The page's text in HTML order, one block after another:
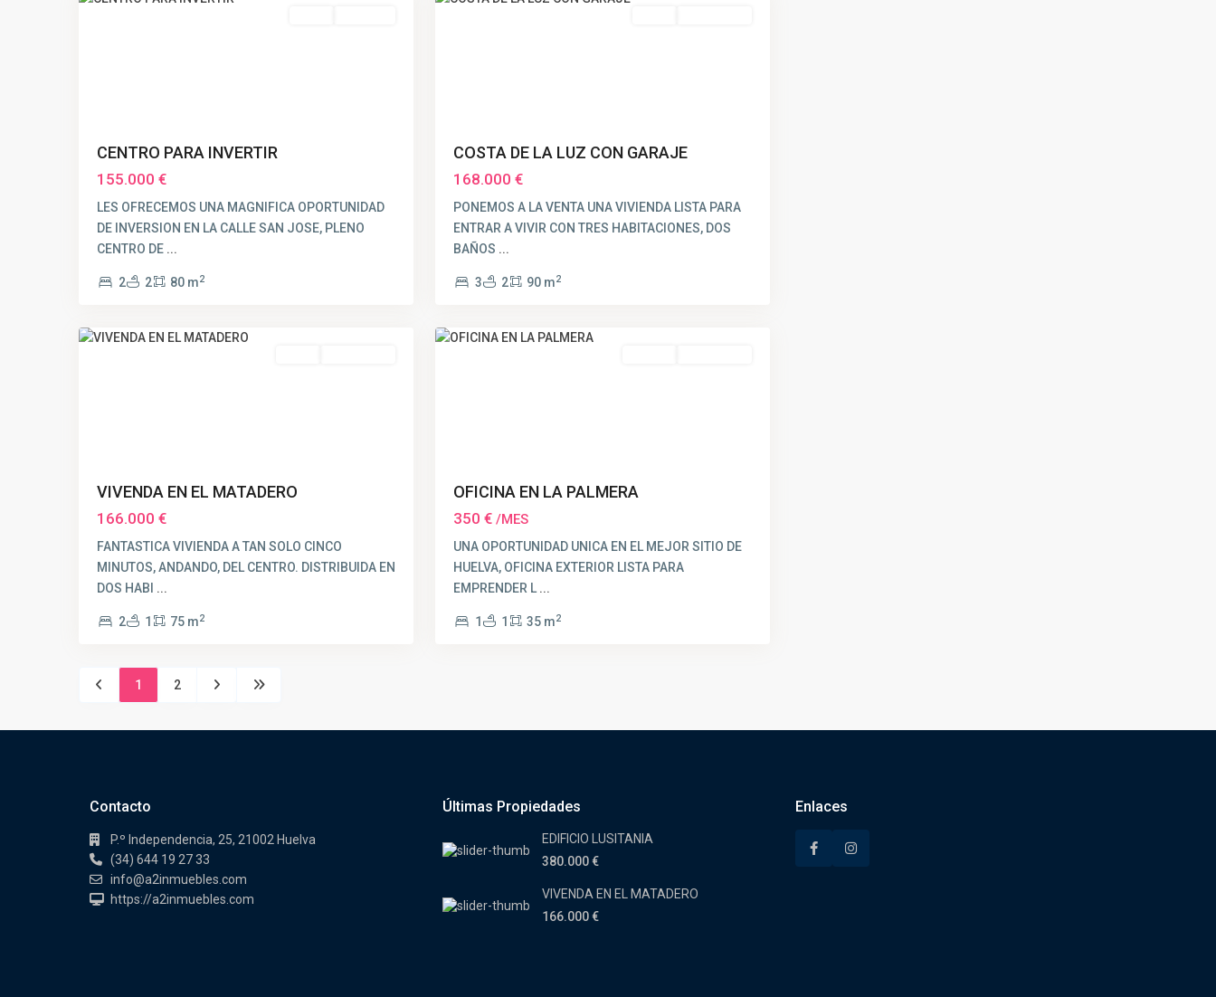
CENTRO PARA INVERTIR
155.000 €
LES OFRECEMOS UNA MAGNIFICA OPORTUNIDAD
DE INVERSION EN LA CALLE SAN JOSE, PLENO
CENTRO DE ...
2 2 80 m2
COSTA DE LA LUZ CON GARAJE
168.000 €
PONEMOS A LA VENTA UNA VIVIENDA LISTA PARA
ENTRAR A VIVIR CON TRES HABITACIONES, DOS
BAÑOS ...
3 2 90 m2
VIVENDA EN EL MATADERO
166.000 €
FANTASTICA VIVIENDA A TAN SOLO CINCO
MINUTOS, ANDANDO, DEL CENTRO. DISTRIBUIDA EN
DOS HABI ...
2 1 75 m2
OFICINA EN LA PALMERA
350 € /MES
UNA OPORTUNIDAD UNICA EN EL MEJOR SITIO DE
HUELVA, OFICINA EXTERIOR LISTA PARA
EMPRENDER L ...
1 1 35 m2
1 2
Contacto
P.º Independencia, 25, 21002 Huelva
(34) 644 19 27 33
info@a2inmuebles.com
https://a2inmuebles.com
Últimas Propiedades
EDIFICIO LUSITANIA
380.000 €
VIVENDA EN EL MATADERO
166.000 €
Enlaces